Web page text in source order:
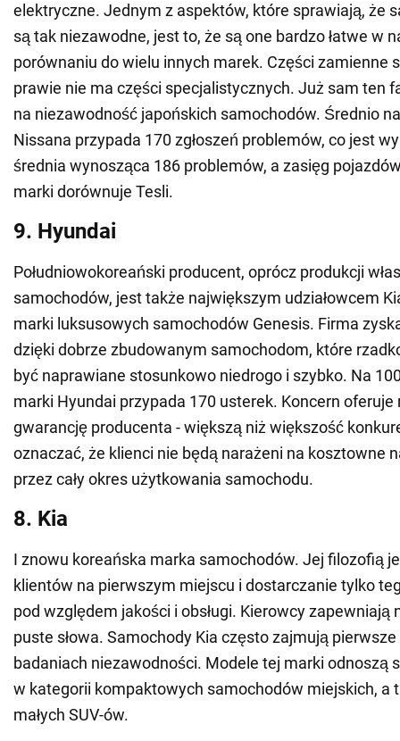
elektryczne. Jednym z aspektów, które sprawiają, że
są tak niezawodne, jest to, że są one bardzo łatwe w
porównaniu do wielu innych marek. Części zamienne
prawie nie ma części specjalistycznych. Już sam ten
na niezawodność japońskich samochodów. Średnio
Nissana przypada 170 zgłoszeń problemów, co jest
średnia wynosząca 186 problemów, a zasięg
marki dorównuje Tesli.
9. Hyundai
Południowokoreański producent, oprócz produkcji
samochodów, jest także największym udziałowcem
marki luksusowych samochodów Genesis. Firma
dzięki dobrze zbudowanym samochodom, które
być naprawiane stosunkowo niedrogo i szybko. Na
marki Hyundai przypada 170 usterek. Koncern oferuje
gwarancję producenta - większą niż większość
oznaczać, że klienci nie będą narażeni na kosztowne
przez cały okres użytkowania samochodu.
8. Kia
I znowu koreańska marka samochodów. Jej filozofią
klientów na pierwszym miejscu i dostarczanie tylko
pod względem jakości i obsługi. Kierowcy zapewniają
puste słowa. Samochody Kia często zajmują
badaniach niezawodności. Modele tej marki odnoszą
w kategorii kompaktowych samochodów miejskich, a
małych SUV-ów.